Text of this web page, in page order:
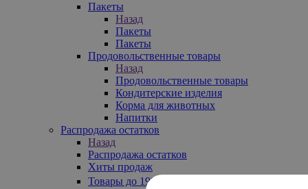
Пакеты
Назад
Пакеты
Пакеты
Продовольственные товары
Назад
Продовольственные товары
Кондитерские изделия
Корма для животных
Напитки
Распродажа остатков
Назад
Распродажа остатков
Хиты продаж
Товары до 199₽